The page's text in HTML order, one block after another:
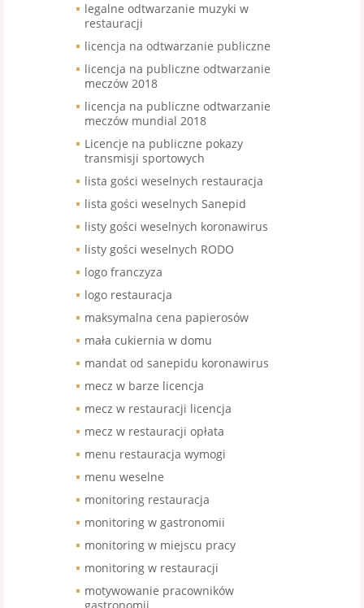
legalne odtwarzanie muzyki w
restauracji
licencja na odtwarzanie publiczne
licencja na publiczne odtwarzanie
meczów 2018
licencja na publiczne odtwarzanie
meczów mundial 2018
Licencje na publiczne pokazy
transmisji sportowych
lista gości weselnych restauracja
lista gości weselnych Sanepid
listy gości weselnych koronawirus
listy gości weselnych RODO
logo franczyza
logo restauracja
maksymalna cena papierosów
mała cukiernia w domu
mandat od sanepidu koronawirus
mecz w barze licencja
mecz w restauracji licencja
mecz w restauracji opłata
menu restauracja wymogi
menu weselne
monitoring restauracja
monitoring w gastronomii
monitoring w miejscu pracy
monitoring w restauracji
motywowanie pracowników